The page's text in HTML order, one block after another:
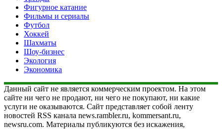
Фигурное катание
Фильмы и сериалы
Футбол
Хоккей
Шахматы
Шоу-бизнес
Экология
Экономика
Данный сайт не является коммерческим проектом. На этом
сайте ни чего не продают, ни чего не покупают, ни какие
услуги не оказываются. Сайт представляет собой ленту
новостей RSS канала news.rambler.ru, kommersant.ru,
newsru.com. Материалы публикуются без искажения,